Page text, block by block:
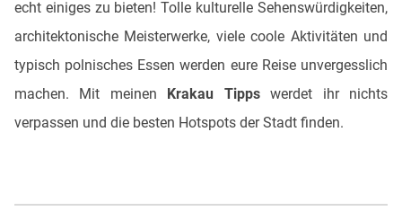
echt einiges zu bieten! Tolle kulturelle Sehenswürdigkeiten,
architektonische Meisterwerke, viele coole Aktivitäten und
typisch polnisches Essen werden eure Reise unvergesslich
machen. Mit meinen Krakau Tippswerdet ihr nichts
verpassen und die besten Hotspots der Stadt finden.